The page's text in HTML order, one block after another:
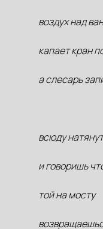
воздух над
капает кран
а слесарь
всюду
и говоришь
той на мосту